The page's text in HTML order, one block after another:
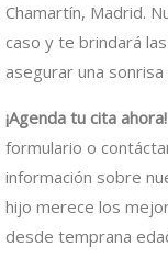
Chamartín, Madrid.
caso y te brindará
asegurar una
¡Agenda tu cita ahora!
formulario o
información sobre
hijo merece los
desde temprana